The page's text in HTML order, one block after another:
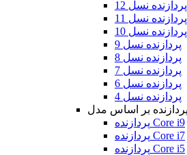
پردازنده نسل 12
پردازنده نسل 11
پردازنده نسل 10
پردازنده نسل 9
پردازنده نسل 8
پردازنده نسل 7
پردازنده نسل 6
پردازنده نسل 4
پردازنده Core i9
پردازنده Core i7
پردازنده Core i5